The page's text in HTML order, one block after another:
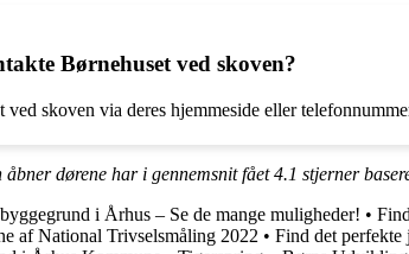
Børnehuset ved skoven?
skoven via deres hjemmeside eller
dørene har i gennemsnit fået4.1 stjerner
i Århus – Se de mange muligheder! •
af National Trivselsmåling 2022 • Find det